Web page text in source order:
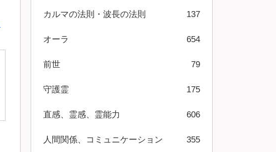
カルマの法則・波長の法則 137
オーラ 654
前世 79
守護霊 175
直感、霊感、霊能力 606
人間関係、コミュニケーション 355